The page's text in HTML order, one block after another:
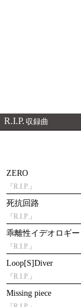
R.I.P. 収録曲
ZERO
『R.I.P.』
死抗回路
『R.I.P.』
乖離性イデオロギー
『R.I.P.』
Loop[S]Diver
『R.I.P.』
Missing piece